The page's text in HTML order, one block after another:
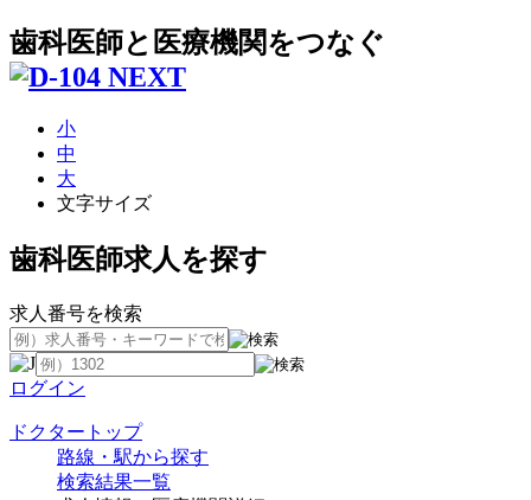
歯科医師と医療機関をつなぐ
小
中
大
文字サイズ
歯科医師求人を探す
求人番号を検索
ログイン
ドクタートップ
路線・駅から探す
検索結果一覧